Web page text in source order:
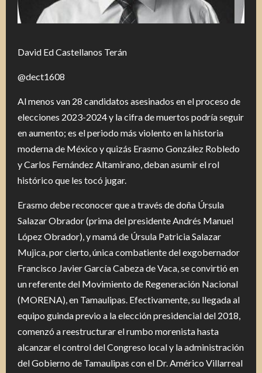
David Ed Castellanos Terán
@dect1608
Al menos van 28 candidatos asesinados en el proceso de
elecciones 2023-2024 y la cifra de muertos podría seguir
en aumento; es el periodo más violento en la historia
moderna de México y quizás Erasmo González Robledo
y Carlos Fernández Altamirano, deban asumir el rol
histórico que les tocó jugar.
Erasmo debe reconocer que a través de doña Úrsula
Salazar Obrador (prima del presidente Andrés Manuel
López Obrador), y mamá de Úrsula Patricia Salazar
Mujica, por cierto, única combatiente del exgobernador
Francisco Javier García Cabeza de Vaca, se convirtió en
un referente del Movimiento de Regeneración Nacional
(MORENA), en Tamaulipas. Efectivamente, su llegada al
equipo guinda previo a la elección presidencial del 2018,
comenzó a reestructurar el rumbo morenista hasta
alcanzar el control del Congreso local y la administración
del Gobierno de Tamaulipas con el Dr. Américo Villarreal